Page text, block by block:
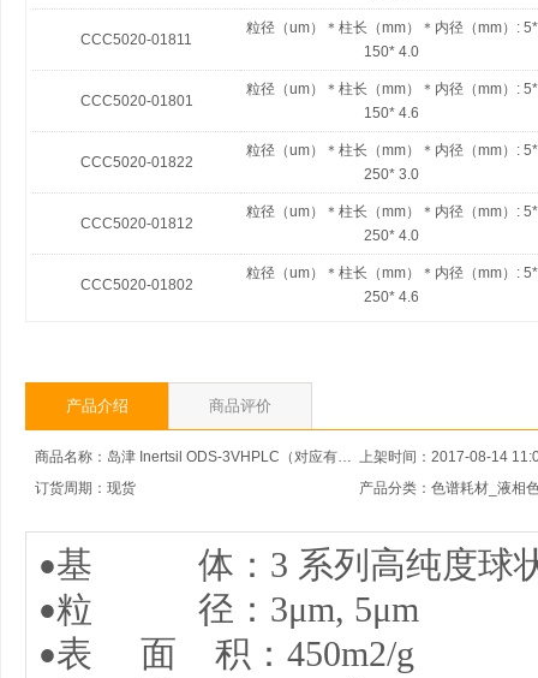
CCC5020-01811
粒径（um）＊柱长（mm）＊内径（mm）: 5*
150* 4.0
CCC5020-01801
粒径（um）＊柱长（mm）＊内径（mm）: 5*
150* 4.6
CCC5020-01822
粒径（um）＊柱长（mm）＊内径（mm）: 5*
250* 3.0
CCC5020-01812
粒径（um）＊柱长（mm）＊内径（mm）: 5*
250* 4.0
CCC5020-01802
粒径（um）＊柱长（mm）＊内径（mm）: 5*
250* 4.6
产品介绍 商品评价
商品名称：岛津 Inertsil ODS-3VHPLC（对应有效性验证的色谱柱） 上架时间：2017-08-14
订货周期：现货
•基 体：3 系列高纯度球
•粒 径：3μm, 5μm
•表 面 积：450m2/g